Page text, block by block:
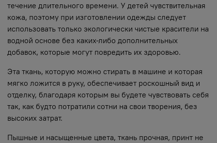
течение длительного времени. У детей чувствительная
кожа, поэтому при изготовлении одежды следует
использовать только экологически чистые красители на
водной основе без каких-либо дополнительных
добавок, которые могут повредить их здоровью.
Эта ткань, которую можно стирать в машине и которая
мягко ложится в руку, обеспечивает роскошный вид и
отделку, благодаря которым вы будете чувствовать себя
так, как будто потратили сотни на свои творения, без
высоких затрат.
Пышные и насыщенные цвета, ткань прочная, принт не